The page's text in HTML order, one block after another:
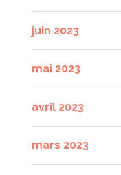
juin 2023
mai 2023
avril 2023
mars 2023